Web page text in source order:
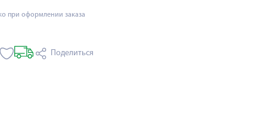
при оформлении заказа
Поделиться